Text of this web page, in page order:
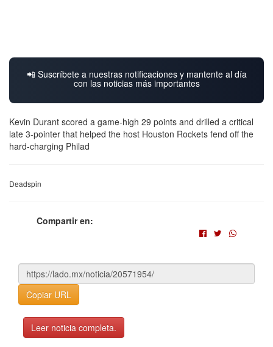
📲 Suscríbete a nuestras notificaciones y mantente al día
con las noticias más importantes
Kevin Durant scored a game-high 29 points and drilled a critical
late 3-pointer that helped the host Houston Rockets fend off the
hard-charging Philad
Deadspin
Compartir en:
Copiar URL
Leer noticia completa.